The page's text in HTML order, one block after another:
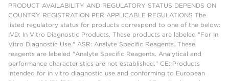
PRODUCT AVAILABILITY AND REGULATORY STATUS DEPENDS ON
COUNTRY REGISTRATION PER APPLICABLE REGULATIONS The
listed regulatory status for products correspond to one of the below:
IVD: In Vitro Diagnostic Products. These products are labeled "For In
Vitro Diagnostic Use." ASR: Analyte Specific Reagents. These
reagents are labeled "Analyte Specific Reagents. Analytical and
performance characteristics are not established." CE: Products
intended for in vitro diagnostic use and conforming to European